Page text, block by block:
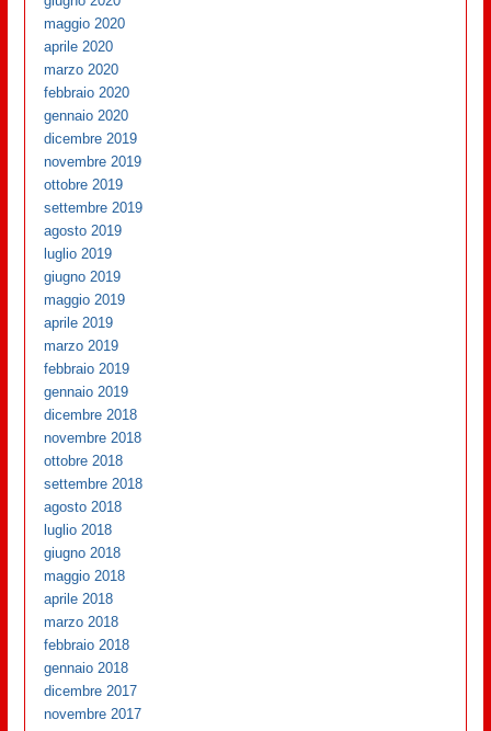
maggio 2020
aprile 2020
marzo 2020
febbraio 2020
gennaio 2020
dicembre 2019
novembre 2019
ottobre 2019
settembre 2019
agosto 2019
luglio 2019
giugno 2019
maggio 2019
aprile 2019
marzo 2019
febbraio 2019
gennaio 2019
dicembre 2018
novembre 2018
ottobre 2018
settembre 2018
agosto 2018
luglio 2018
giugno 2018
maggio 2018
aprile 2018
marzo 2018
febbraio 2018
gennaio 2018
dicembre 2017
novembre 2017